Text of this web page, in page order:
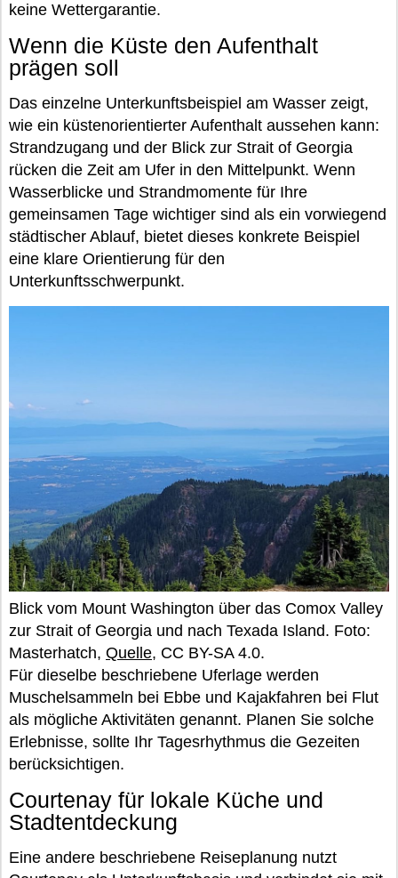
keine Wettergarantie.
Wenn die Küste den Aufenthalt
prägen soll
Das einzelne Unterkunftsbeispiel am Wasser zeigt,
wie ein küstenorientierter Aufenthalt aussehen kann:
Strandzugang und der Blick zur Strait of Georgia
rücken die Zeit am Ufer in den Mittelpunkt. Wenn
Wasserblicke und Strandmomente für Ihre
gemeinsamen Tage wichtiger sind als ein vorwiegend
städtischer Ablauf, bietet dieses konkrete Beispiel
eine klare Orientierung für den
Unterkunftsschwerpunkt.
Blick vom Mount Washington über das Comox Valley
zur Strait of Georgia und nach Texada Island. Foto:
Masterhatch, Quelle, CC BY-SA 4.0.
Für dieselbe beschriebene Uferlage werden
Muschelsammeln bei Ebbe und Kajakfahren bei Flut
als mögliche Aktivitäten genannt. Planen Sie solche
Erlebnisse, sollte Ihr Tagesrhythmus die Gezeiten
berücksichtigen.
Courtenay für lokale Küche und
Stadtentdeckung
Eine andere beschriebene Reiseplanung nutzt